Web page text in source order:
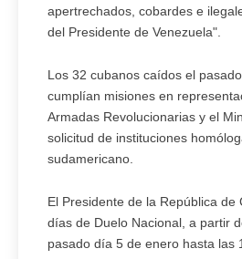
apertrechados, cobardes e
del Presidente de Venezuela".
Los 32 cubanos caídos el
cumplían misiones en
Armadas Revolucionarias y el
solicitud de instituciones
sudamericano.
El Presidente de la República de
días de Duelo Nacional, a partir
pasado día 5 de enero hasta las